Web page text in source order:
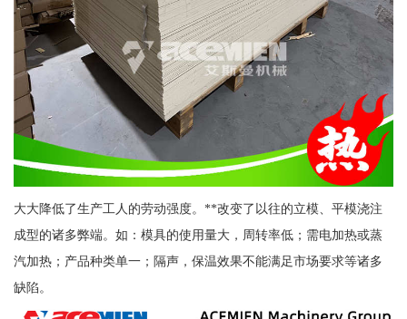
大大降低了生产工人的劳动强度。**改变了以往的立模、平模浇注
成型的诸多弊端。如：模具的使用量大，周转率低；需电加热或蒸
汽加热；产品种类单一；隔声，保温效果不能满足市场要求等诸多
缺陷。